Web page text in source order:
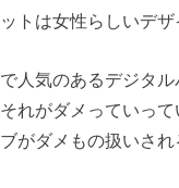
ットは女性らしいデ
人気のあるデジタ
れがダメっていっ
がダメもの扱いされ